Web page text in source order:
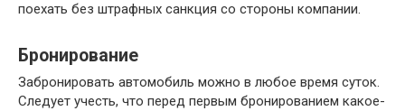
поехать без штрафных санкция со стороны компании.
Бронирование
Забронировать автомобиль можно в любое время суток.
Следует учесть, что перед первым бронированием какое-